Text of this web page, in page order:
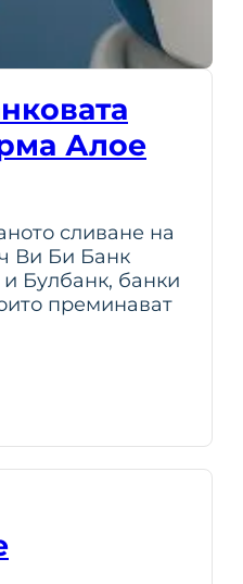
Алое
сливане на
Ви Би Банк
Булбанк, банки
преминават